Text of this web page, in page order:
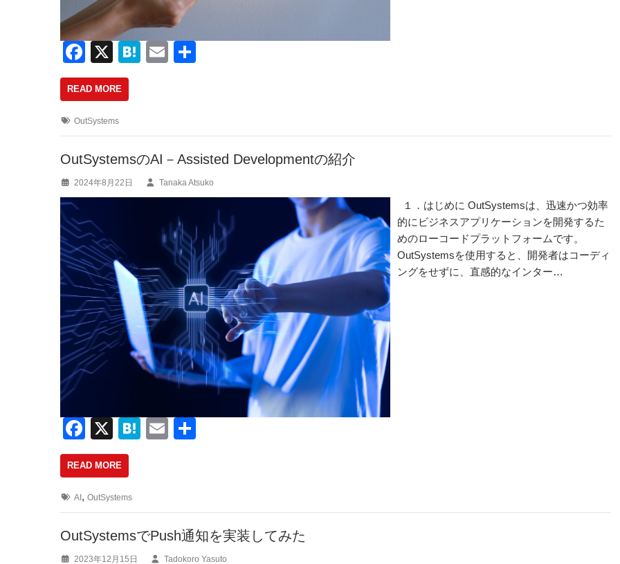
F
a
c
e
b
o
o
X
H
a
E
READ MORE
OutSystems
OutSystemsのAI－Assisted Developmentの紹介
2024年8月22日 Tanaka Atsuko
１．はじめに OutSystemsは、迅速かつ効率
的にビジネスアプリケーションを開発するた
めのローコードプラットフォームです。
OutSystemsを使用すると、開発者はコーディ
ングをせずに、直感的なインター…
F
a
c
e
b
o
X
H
a
E
READ MORE
AI , OutSystems
OutSystemsでPush通知を実装してみた
2023年12月15日 Tadokoro Yasuto